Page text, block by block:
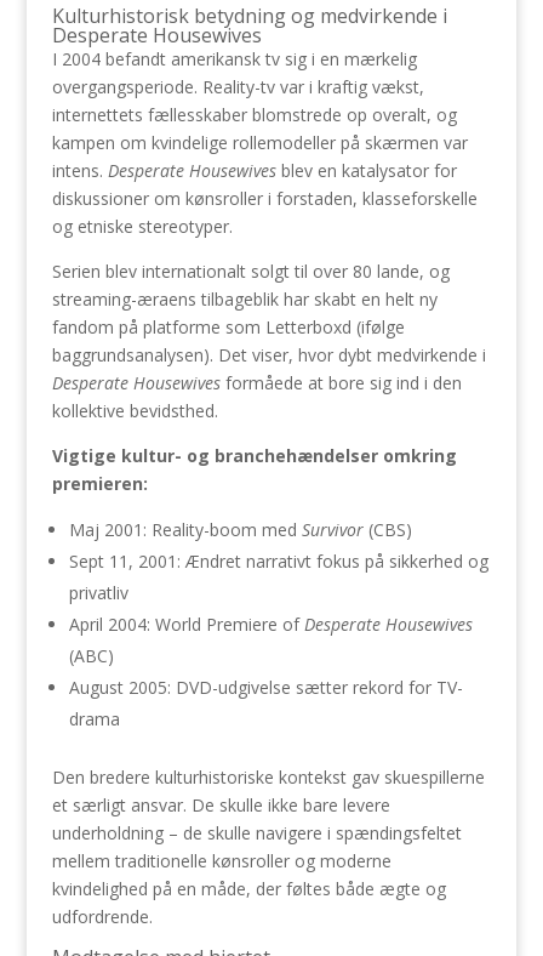
Kulturhistorisk betydning og medvirkende i
Desperate Housewives
I 2004 befandt amerikansk tv sig i en mærkelig
overgangsperiode. Reality-tv var i kraftig vækst,
internettets fællesskaber blomstrede op overalt, og
kampen om kvindelige rollemodeller på skærmen var
intens. Desperate Housewivesblev en katalysator for
diskussioner om kønsroller i forstaden, klasseforskelle
og etniske stereotyper.
Serien blev internationalt solgt til over 80 lande, og
streaming-æraens tilbageblik har skabt en helt ny
fandom på platforme som Letterboxd (ifølge
baggrundsanalysen). Det viser, hvor dybt medvirkende i
Desperate Housewivesformåede at bore sig ind i den
kollektive bevidsthed.
Vigtige kultur- og branchehændelser omkring
premieren:
Maj 2001: Reality-boom med Survivor(CBS)
Sept 11, 2001: Ændret narrativt fokus på sikkerhed og
privatliv
April 2004: World Premiere of Desperate Housewives
(ABC)
August 2005: DVD-udgivelse sætter rekord for TV-
drama
Den bredere kulturhistoriske kontekst gav skuespillerne
et særligt ansvar. De skulle ikke bare levere
underholdning – de skulle navigere i spændingsfeltet
mellem traditionelle kønsroller og moderne
kvindelighed på en måde, der føltes både ægte og
udfordrende.